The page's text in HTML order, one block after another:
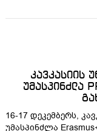
კავკასიის
უმასპინძლა
16-17 დეკემბერს,
უმასპინძლა